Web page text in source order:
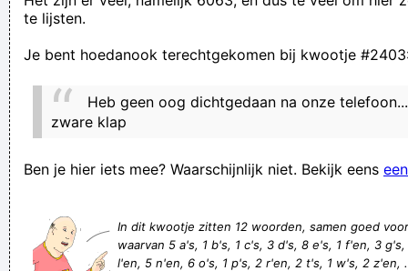
de treinmachinist is het spoor bijster
daar wegrot
Wie zijn eigen weg gaat, kan door niemand ingehaald worden
Ik heb mij ge-out als kaalkop. En de meeste mensen bleken
There also is a YouTube video of musician-scientist David
also is not necessarily entrainment.
op een marmeren matras lig je harder dan in een moeras
te lijsten.
Je bent hoedanook terechtgekomen bij kwootje
Heb geen oog dichtgedaan na onze
zware klap
Ben je hier iets mee? Waarschijnlijk niet. Bekijk eens
In dit kwootje zitten 12 woorden, samen goed
waarvan 5 a's, 1 b's, 1 c's, 3 d's, 8 e's, 1 f'en, 3 g's,
l'en, 5 n'en, 6 o's, 1 p's, 2 r'en, 2 t's, 1 w's, 2 z'en,